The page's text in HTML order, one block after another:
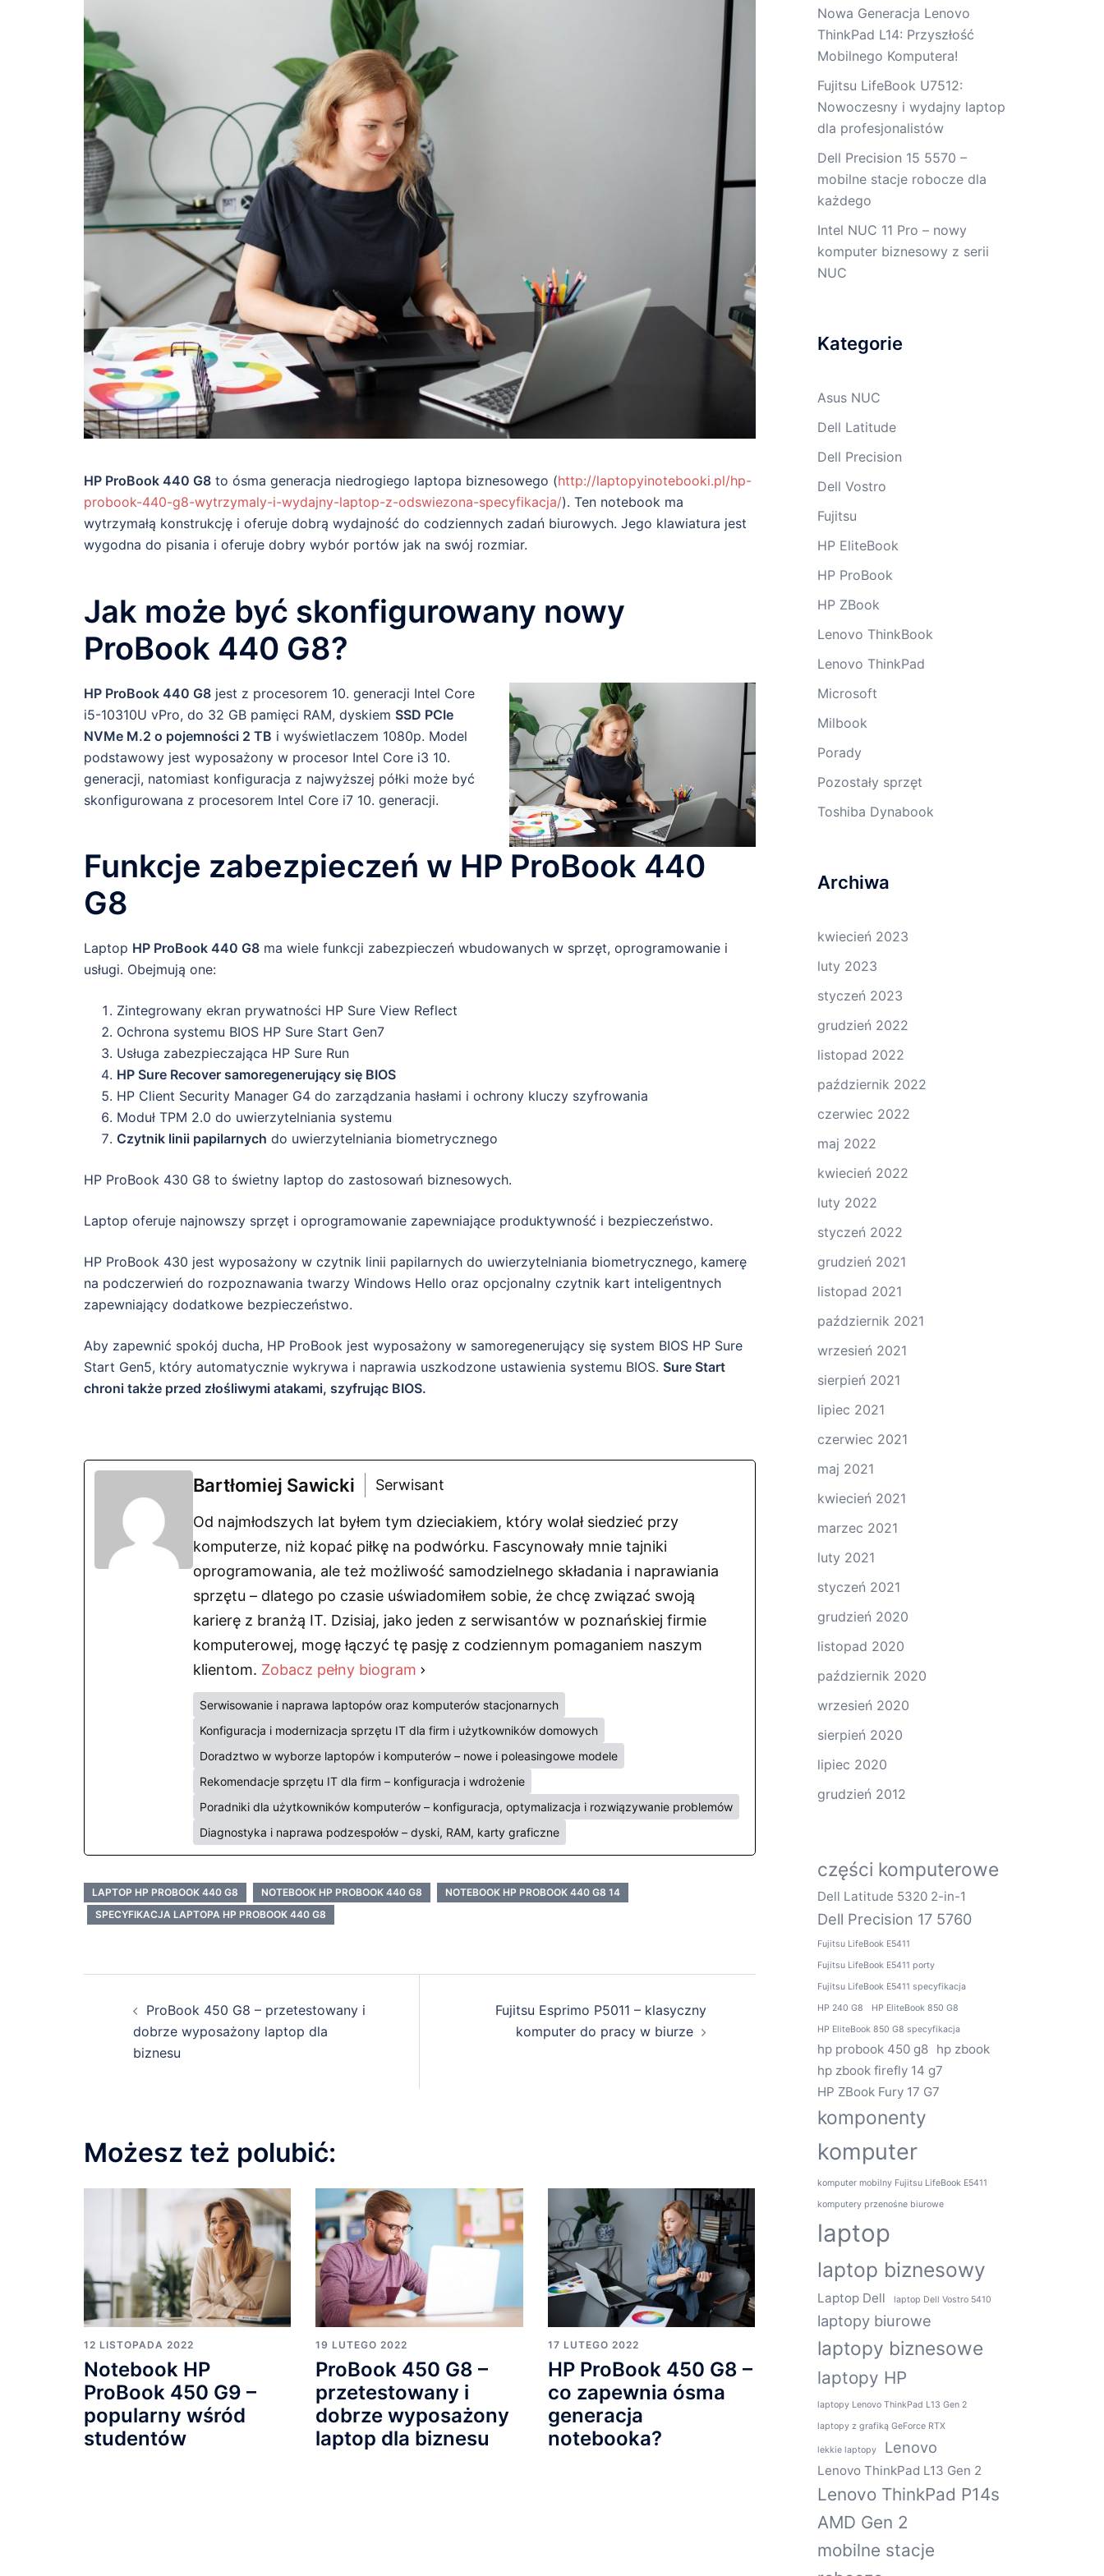
HP ProBook 440 G8 to ósma generacja niedrogiego laptopa biznesowego (http://laptopyinotebooki.pl/hp-
probook-440-g8-wytrzymaly-i-wydajny-laptop-z-odswiezona-specyfikacja/). Ten notebook ma
wytrzymałą konstrukcję i oferuje dobrą wydajność do codziennych zadań biurowych. Jego klawiatura jest
wygodna do pisania i oferuje dobry wybór portów jak na swój rozmiar.
Jak może być skonfigurowany nowy
ProBook 440 G8?
HP ProBook 440 G8 jest z procesorem 10. generacji Intel Core
i5-10310U vPro, do 32 GB pamięci RAM, dyskiem SSD PCIe
NVMe M.2 o pojemności 2 TB i wyświetlaczem 1080p. Model
podstawowy jest wyposażony w procesor Intel Core i3 10.
generacji, natomiast konfiguracja z najwyższej półki może być
skonfigurowana z procesorem Intel Core i7 10. generacji.
Funkcje zabezpieczeń w HP ProBook 440
G8
Laptop HP ProBook 440 G8 ma wiele funkcji zabezpieczeń wbudowanych w sprzęt, oprogramowanie i
usługi. Obejmują one:
Zintegrowany ekran prywatności HP Sure View Reflect
Ochrona systemu BIOS HP Sure Start Gen7
Usługa zabezpieczająca HP Sure Run
HP Sure Recover samoregenerujący się BIOS
HP Client Security Manager G4 do zarządzania hasłami i ochrony kluczy szyfrowania
Moduł TPM 2.0 do uwierzytelniania systemu
Czytnik linii papilarnych do uwierzytelniania biometrycznego
HP ProBook 430 G8 to świetny laptop do zastosowań biznesowych.
Laptop oferuje najnowszy sprzęt i oprogramowanie zapewniające produktywność i bezpieczeństwo.
HP ProBook 430 jest wyposażony w czytnik linii papilarnych do uwierzytelniania biometrycznego, kamerę
na podczerwień do rozpoznawania twarzy Windows Hello oraz opcjonalny czytnik kart inteligentnych
zapewniający dodatkowe bezpieczeństwo.
Aby zapewnić spokój ducha, HP ProBook jest wyposażony w samoregenerujący się system BIOS HP Sure
Start Gen5, który automatycznie wykrywa i naprawia uszkodzone ustawienia systemu BIOS. Sure Start
chroni także przed złośliwymi atakami, szyfrując BIOS.
Bartłomiej Sawicki Serwisant
Od najmłodszych lat byłem tym dzieciakiem, który wolał siedzieć przy
komputerze, niż kopać piłkę na podwórku. Fascynowały mnie tajniki
oprogramowania, ale też możliwość samodzielnego składania i naprawiania
sprzętu – dlatego po czasie uświadomiłem sobie, że chcę związać swoją
karierę z branżą IT. Dzisiaj, jako jeden z serwisantów w poznańskiej firmie
komputerowej, mogę łączyć tę pasję z codziennym pomaganiem naszym
klientom. Zobacz pełny biogram
Serwisowanie i naprawa laptopów oraz komputerów stacjonarnych
Konfiguracja i modernizacja sprzętu IT dla firm i użytkowników domowych
Doradztwo w wyborze laptopów i komputerów – nowe i poleasingowe modele
Rekomendacje sprzętu IT dla firm – konfiguracja i wdrożenie
Poradniki dla użytkowników komputerów – konfiguracja, optymalizacja i rozwiązywanie problemów
Diagnostyka i naprawa podzespołów – dyski, RAM, karty graficzne
LAPTOP HP PROBOOK 440 G8 NOTEBOOK HP PROBOOK 440 G8
NOTEBOOK HP PROBOOK 440 G8 14
SPECYFIKACJA LAPTOPA HP PROBOOK 440 G8
wpisyProBook 450 G8 – przetestowany i
dobrze wyposażony laptop dla
biznesu
Fujitsu Esprimo P5011 – klasyczny
komputer do pracy w biurze
Możesz też polubić:
12 LISTOPADA 2022
Notebook HP
ProBook 450 G9 –
popularny wśród
studentów
19 LUTEGO 2022
ProBook 450 G8 –
przetestowany i
dobrze wyposażony
laptop dla biznesu
17 LUTEGO 2022
HP ProBook 450 G8 –
co zapewnia ósma
generacja
notebooka?
Nowa Generacja Lenovo
ThinkPad L14: Przyszłość
Mobilnego Komputera!
Fujitsu LifeBook U7512:
Nowoczesny i wydajny laptop
dla profesjonalistów
Dell Precision 15 5570 –
mobilne stacje robocze dla
każdego
Intel NUC 11 Pro – nowy
komputer biznesowy z serii
NUC
Kategorie
Asus NUC
Dell Latitude
Dell Precision
Dell Vostro
Fujitsu
HP EliteBook
HP ProBook
HP ZBook
Lenovo ThinkBook
Lenovo ThinkPad
Microsoft
Milbook
Porady
Pozostały sprzęt
Toshiba Dynabook
Archiwa
kwiecień 2023
luty 2023
styczeń 2023
grudzień 2022
listopad 2022
październik 2022
czerwiec 2022
maj 2022
kwiecień 2022
luty 2022
styczeń 2022
grudzień 2021
listopad 2021
październik 2021
wrzesień 2021
sierpień 2021
lipiec 2021
czerwiec 2021
maj 2021
kwiecień 2021
marzec 2021
luty 2021
styczeń 2021
grudzień 2020
listopad 2020
październik 2020
wrzesień 2020
sierpień 2020
lipiec 2020
grudzień 2012
części komputerowe
Dell Latitude 5320 2-in-1
Dell Precision 17 5760
Fujitsu LifeBook E5411
Fujitsu LifeBook E5411 porty
Fujitsu LifeBook E5411 specyfikacja
HP 240 G8
HP EliteBook 850 G8
HP EliteBook 850 G8 specyfikacja
hp probook 450 g8
hp zbook
hp zbook firefly 14 g7
HP ZBook Fury 17 G7
komponenty
komputer
komputer mobilny Fujitsu LifeBook E5411
komputery przenośne biurowe
laptop
laptop biznesowy
Laptop Dell laptop Dell Vostro 5410
laptopy biurowe
laptopy biznesowe
laptopy HP
laptopy Lenovo ThinkPad L13 Gen 2
laptopy z grafiką GeForce RTX
lekkie laptopy Lenovo
Lenovo ThinkPad L13 Gen 2
Lenovo ThinkPad P14s
AMD Gen 2
mobilne stacje